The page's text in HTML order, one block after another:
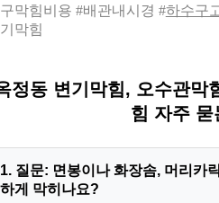
막힘비용 #배관내시경 #하수구
막힘
정동 변기막힘, 오수관막
힘 자주 묻
1. 질문: 면봉이나 화장솜, 머리카
하게 막히나요?